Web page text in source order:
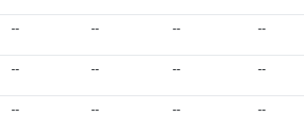
-- -- -- --
-- -- -- --
-- -- -- --